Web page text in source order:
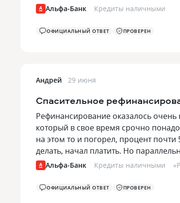
Альфа-Банк Кредиты наличными
ОФИЦИАЛЬНЫЙ ОТВЕТ ПРОВЕРЕН
Андрей 29 июня
Спасительное
Рефинансирование оказалось
который в свое время срочно
на этом то и погорел, процент
делать, начал платить. Но
Альфа-Банк Кредиты наличными «
ОФИЦИАЛЬНЫЙ ОТВЕТ ПРОВЕРЕН